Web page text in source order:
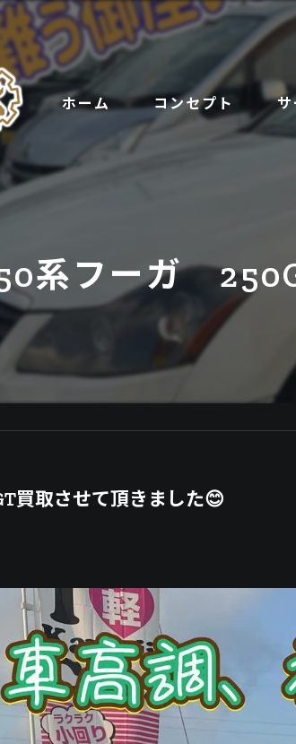
ホーム コンセプト サ
系フーガ
買取させて頂きました😊